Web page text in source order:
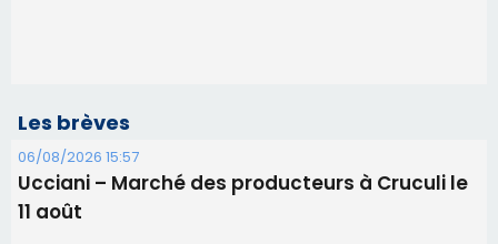
Les brèves
06/08/2026 15:57
Ucciani – Marché des producteurs à Cruculi le
11 août